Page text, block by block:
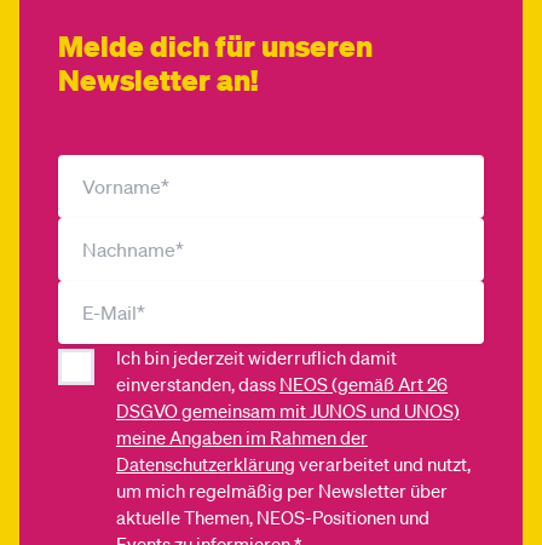
Melde dich für unseren
Newsletter an!
Ich bin jederzeit widerruflich damit
einverstanden, dass NEOS (gemäß Art 26
DSGVO gemeinsam mit JUNOS und UNOS)
meine Angaben im Rahmen der
Datenschutzerklärung verarbeitet und nutzt,
um mich regelmäßig per Newsletter über
aktuelle Themen, NEOS-Positionen und